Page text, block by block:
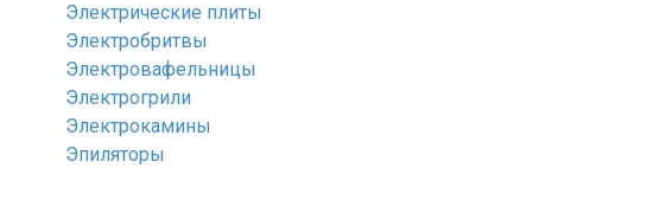
Электрические плиты
Электробритвы
Электровафельницы
Электрогрили
Электрокамины
Эпиляторы